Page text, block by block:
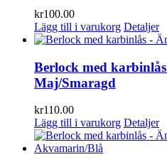
kr100.00
Lägg till i varukorg Detaljer
Berlock med
Maj/Smaragd
kr110.00
Lägg till i varukorg Detaljer